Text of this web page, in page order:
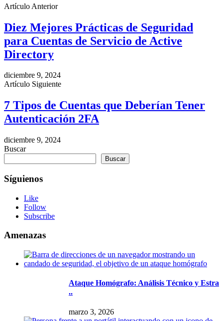
Artículo Anterior
Diez Mejores Prácticas de Seguridad
para Cuentas de Servicio de Active
Directory
diciembre 9, 2024
Artículo Siguiente
7 Tipos de Cuentas que Deberían Tener
Autenticación 2FA
diciembre 9, 2024
Buscar
Buscar
Síguienos
Like
Follow
Subscribe
Amenazas
Ataque Homógrafo: Análisis Técnico y Estra
..
marzo 3, 2026